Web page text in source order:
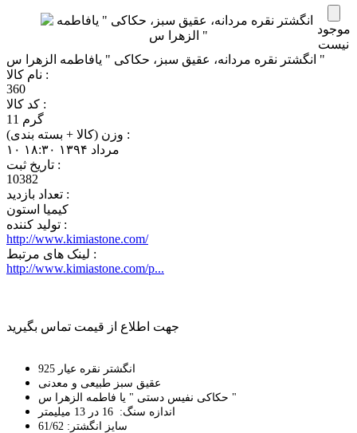
موجود
نیست
انگشتر نقره مردانه، عقیق سبز، حکاکی " یافاطمه الزهرا س "
نام کالا :
360
کد کالا :
11 گرم
وزن (کالا + بسته بندی) :
‎۱۰ مرداد ۱۳۹۴ ۱۸:۳۰
تاريخ ثبت :
10382
تعداد بازديد :
کیمیا استون
تولید کننده :
http://www.kimiastone.com/
لینک های مرتبط :
http://www.kimiastone.com/p...
جهت اطلاع از قیمت تماس بگیرید
انگشتر نقره عیار 925
عقیق سبز طبیعی و معدنی
حکاکی نفیس دستی " یا فاطمه الزهرا س "
اندازه سنگ: 16 در 13 میلیمتر
سایز انگشتر: 61/62